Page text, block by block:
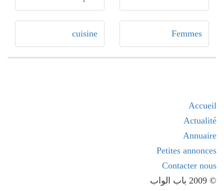
Femmes
cuisine
Accueil
Actualité
Annuaire
Petites annonces
Contacter nous
© 2009 باب الواب